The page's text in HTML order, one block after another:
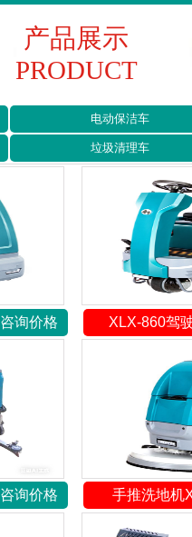
产品展示
PRODUCT
电动保洁车
垃圾清理车
咨询价格 XLX-860驾
咨询价格 手推洗地机